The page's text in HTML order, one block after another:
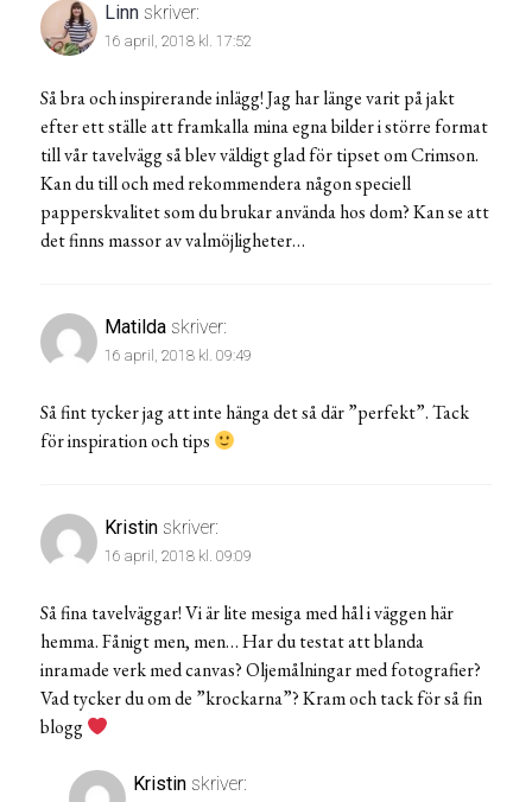
Linn skriver:
16 april, 2018 kl. 17:52
Så bra och inspirerande inlägg! Jag har länge varit på jakt
efter ett ställe att framkalla mina egna bilder i större format
till vår tavelvägg så blev väldigt glad för tipset om Crimson.
Kan du till och med rekommendera någon speciell
papperskvalitet som du brukar använda hos dom? Kan se att
det finns massor av valmöjligheter…
Matilda skriver:
16 april, 2018 kl. 09:49
Så fint tycker jag att inte hänga det så där ”perfekt”. Tack
för inspiration och tips
Kristin skriver:
16 april, 2018 kl. 09:09
Så fina tavelväggar! Vi är lite mesiga med hål i väggen här
hemma. Fånigt men, men… Har du testat att blanda
inramade verk med canvas? Oljemålningar med fotografier?
Vad tycker du om de ”krockarna”? Kram och tack för så fin
blogg
Kristin skriver: